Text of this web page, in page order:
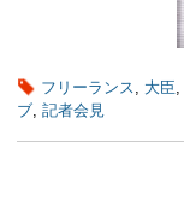
フリーランス, 大臣,
ブ, 記者会見